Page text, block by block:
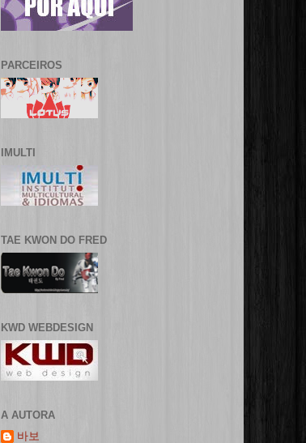
PARCEIROS
IMULTI
TAE KWON DO FRED
KWD WEBDESIGN
A AUTORA
바보